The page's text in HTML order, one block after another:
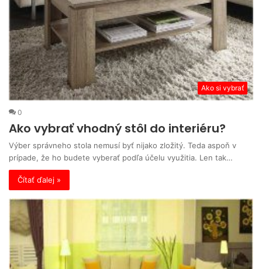
Ako si vybrať
0
Ako vybrať vhodný stôl do interiéru?
Výber správneho stola nemusí byť nijako zložitý. Teda aspoň v
prípade, že ho budete vyberať podľa účelu využitia. Len tak…
Čítať ďalej »